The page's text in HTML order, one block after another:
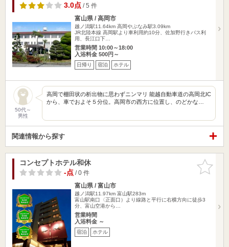
3.0点/ 5 件
富山県 / 高岡市
越ノ潟駅11.64km 高岡やぶなみ駅3.09km
JR北陸本線 高岡駅より車利用約10分、佐加野行きバス利
用、長江口下…
営業時間 10:00～18:00
入浴料金 500円～
日帰り 宿泊 ホテル
50代～
男性
高岡で棚田状の析出物に思わずニンマリ 能越自動車道の高岡北IC
から、車でおよそ５分位。高岡市の西方に位置し、のどかな…
関連情報から探す
お気に入
りに追加
コンセプトホテル和休
-点/ 0 件
富山県 / 富山市
越ノ潟駅11.97km 富山駅283m
富山駅南口〈正面口）より線路と平行に右横方向に徒歩3
分、富山空港から…
営業時間
入浴料金 ～
宿泊 ホテル